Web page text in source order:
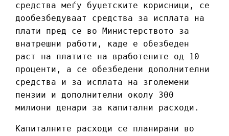
средства меѓу буџетските корисници, се
дообезбедуваат средства за исплата на
плати пред се во Министерството за
внатрешни работи, каде е обезбеден
раст на платите на вработените од 10
проценти, а се обезбедени дополнителни
средства и за исплата на зголемени
пензии и дополнителни околу 300
милиони денари за капитални расходи.
Капиталните расходи се планирани во